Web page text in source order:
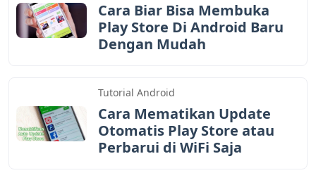
Cara Biar Bisa Membuka
Play Store Di Android Baru
Dengan Mudah
Tutorial Android
Cara Mematikan Update
Otomatis Play Store atau
Perbarui di WiFi Saja